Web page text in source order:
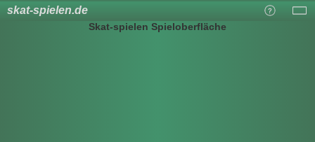
skat-spielen.de
Skat-spielen Spieloberfläche